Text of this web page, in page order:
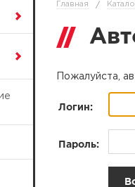
Главная /
Пожалуйста,
Логин:
Пароль: